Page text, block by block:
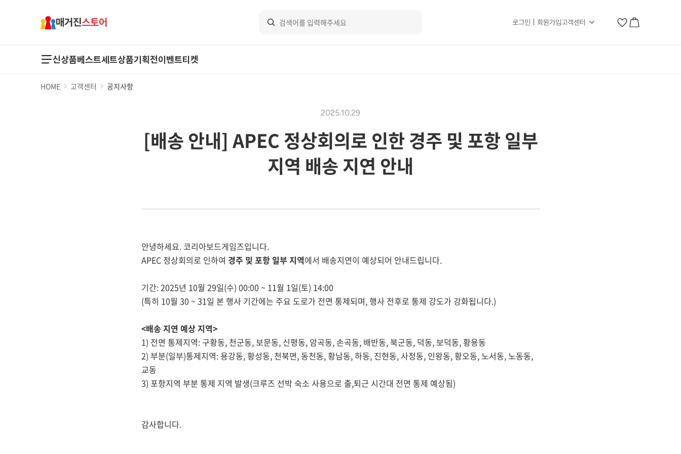
매거진스토어 로그인 | 회원가입고객센터
신상품베스트세트상품기획전이벤트티켓
HOME 고객센터 공지사항
2025.10.29
[배송 안내] APEC 정상회의로 인한 경주 및 포항 일부
지역 배송 지연 안내
안녕하세요. 코리아보드게임즈입니다.
APEC 정상회의로 인하여 경주 및 포항 일부 지역에서 배송지연이 예상되어 안내드립니다.
기간: 2025년 10월 29일(수) 00:00 ~ 11월 1일(토) 14:00
(특히 10월 30 ~ 31일 본 행사 기간에는 주요 도로가 전면 통제되며, 행사 전후로 통제 강도가 강화됩니다.)
<배송 지연 예상 지역>
1) 전면 통제지역: 구황동, 천군동, 보문동, 신평동, 암곡동, 손곡동, 배반동, 북군동, 덕동, 보덕동, 황용동
2) 부분(일부)통제지역: 용강동, 황성동, 천북면, 동천동, 황남동, 하동, 진현동, 사정동, 인왕동, 황오동, 노서동, 노동동,
교동
3) 포항지역 부분 통제 지역 발생(크루즈 선박 숙소 사용으로 출,퇴근 시간대 전면 통제 예상됨)
감사합니다.